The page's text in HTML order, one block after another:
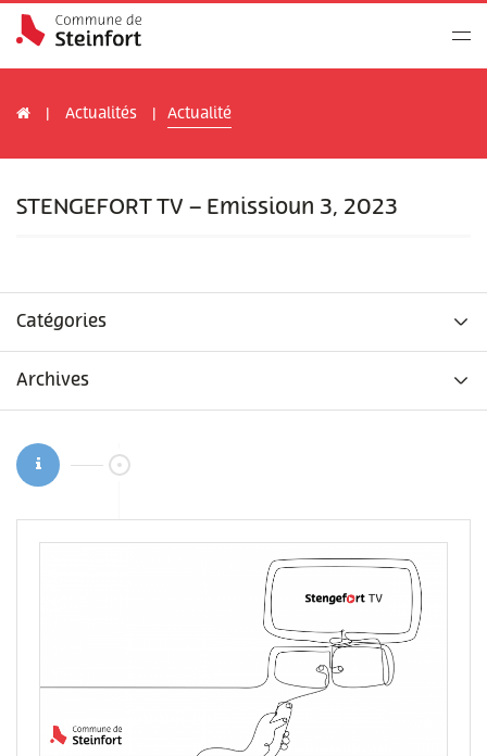
Actualités Actualité
STENGEFORT TV – Emissioun 3, 2023
Catégories
Archives